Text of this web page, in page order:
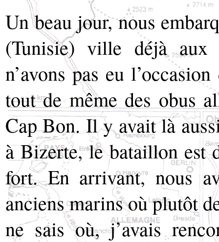
Un beau jour, nous
(Tunisie) ville déjà aux
n’avons pas eu
tout de même des obus
Cap Bon. Il y avait là
à Bizerte, le bataillon est
fort. En arrivant, nous
anciens marins où plutôt
ne sais où, j’avais